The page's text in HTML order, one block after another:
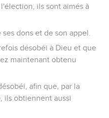
ils sont aimés à
dons et de son appel.
désobéi à Dieu et que
maintenant obtenu
afin que, par la
ils obtiennent aussi